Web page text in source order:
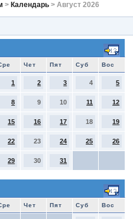
> Календарь > Август 2026
Чет Пят Суб Вос
1 2 3 4 5
8 9 10 11 12
15 16 17 18 19
22 23 24 25 26
29 30 31
Чет Пят Суб Вос